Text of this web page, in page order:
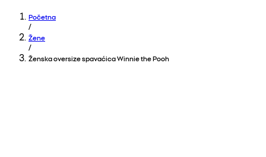
Početna
/
Žene
/
Ženska oversize spavaćica Winnie the Pooh